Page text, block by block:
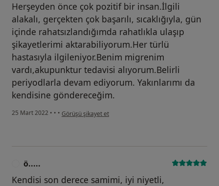
Herşeyden önce çok pozitif bir insan.İlgili
alakalı, gerçekten çok başarılı, sıcaklığıyla, gün
içinde rahatsızlandığımda rahatlıkla ulaşıp
şikayetlerimi aktarabiliyorum.Her türlü
hastasıyla ilgileniyor.Benim migrenim
vardı,akupunktur tedavisi alıyorum.Belirli
periyodlarla devam ediyorum. Yakınlarımı da
kendisine göndereceğim.
25 Mart 2022 • • • kullanıcının görüşüne göre g.....
Görüşü şikayet et
ö.....
Kendisi son derece samimi, iyi niyetli,